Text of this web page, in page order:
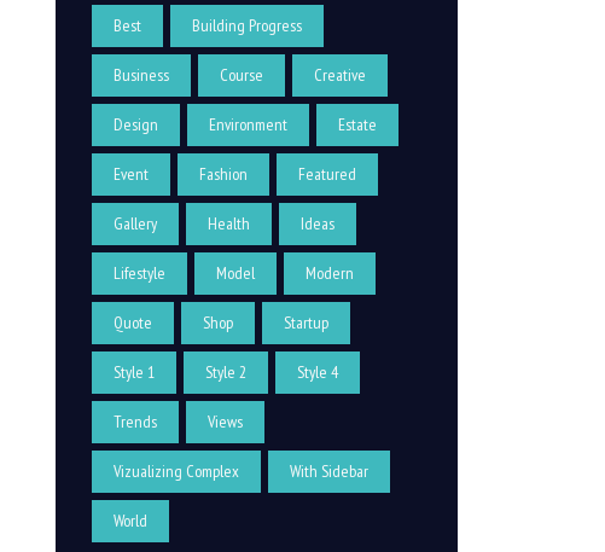
Best Building Progress
Business Course Creative
Design Environment Estate
Event Fashion Featured
Gallery Health Ideas
Lifestyle Model Modern
Quote Shop Startup
Style 1 Style 2 Style 4
Trends Views
Vizualizing Complex With Sidebar
World